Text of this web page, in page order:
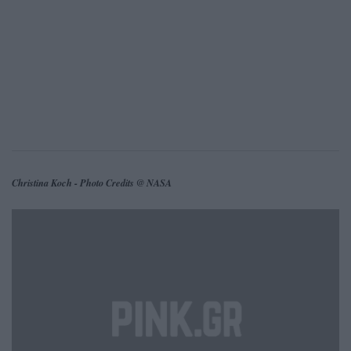
Christina Koch - Photo Credits @ NASA